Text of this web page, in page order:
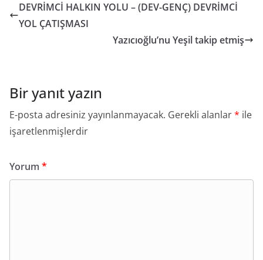
DEVRİMCİ HALKIN YOLU – (DEV-GENÇ) DEVRİMCİ
YOL ÇATIŞMASI
Yazıcıoğlu’nu Yeşil takip etmiş
Bir yanıt yazın
E-posta adresiniz yayınlanmayacak. Gerekli alanlar* ile
işaretlenmişlerdir
Yorum *